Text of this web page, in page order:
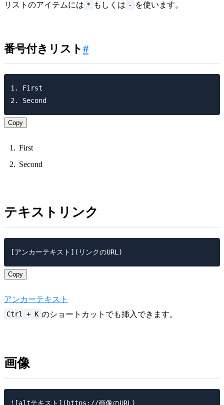
リストのアイテムには * もしくは - を使います。
番号付きリスト #
1. First
2. Second
Copy
First
Second
テキストリンク
Copy
アンカーテキスト
Ctrl + K のショートカットでも挿入できます。
画像